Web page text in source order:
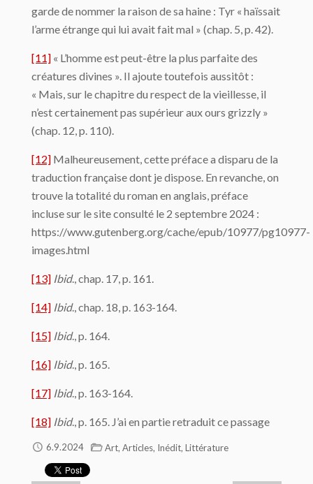
garde de nommer la raison de sa haine : Tyr « haïssait
l’arme étrange qui lui avait fait mal » (chap. 5, p. 42).
[11] « L’homme est peut-être la plus parfaite des
créatures divines ». Il ajoute toutefois aussitôt :
« Mais, sur le chapitre du respect de la vieillesse, il
n’est certainement pas supérieur aux ours grizzly »
(chap. 12, p. 110).
[12] Malheureusement, cette préface a disparu de la
traduction française dont je dispose. En revanche, on
trouve la totalité du roman en anglais, préface
incluse sur le site consulté le 2 septembre 2024 :
https://www.gutenberg.org/cache/epub/10977/pg10977-
images.html
[13] Ibid., chap. 17, p. 161.
[14] Ibid., chap. 18, p. 163-164.
[15] Ibid., p. 164.
[16] Ibid., p. 165.
[17] Ibid., p. 163-164.
[18] Ibid., p. 165. J’ai en partie retraduit ce passage
6.9.2024 Art, Articles, Inédit, Littérature